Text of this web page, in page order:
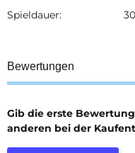
Spieldauer:
Bewertungen
Gib die erste
anderen bei der